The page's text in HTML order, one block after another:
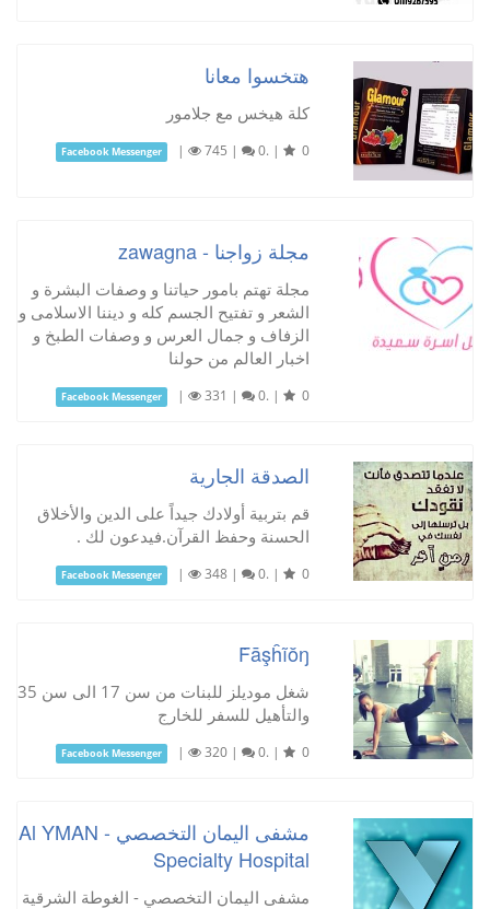
هتخسوا معانا
كلة هيخس مع جلامور
Facebook Messenger | 745 | 0. | 0
مجلة زواجنا - zawagna
مجلة تهتم بامور حياتنا و وصفات البشرة و
الشعر و تفتيح الجسم كله و ديننا الاسلامى و
الزفاف و جمال العرس و وصفات الطبخ و
اخبار العالم من حولنا
Facebook Messenger | 331 | 0. | 0
الصدقة الجارية
قم بتربية أولادك جيداً على الدين والأخلاق
الحسنة وحفظ القرآن.فيدعون لك .
Facebook Messenger | 348 | 0. | 0
Ḟāşĥĩŏŋ
شغل موديلز للبنات من سن 17 الى سن 35
والتأهيل للسفر للخارج
Facebook Messenger | 320 | 0. | 0
مشفى اليمان التخصصي - Al YMAN
Specialty Hospital
مشفى اليمان التخصصي - الغوطة الشرقية